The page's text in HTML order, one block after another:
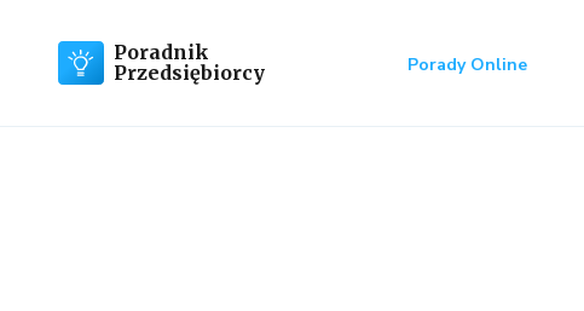
Poradnik
Przedsiębiorcy
Porady Online